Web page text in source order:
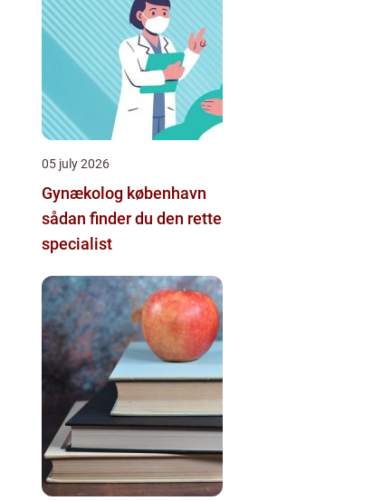
05 july 2026
Gynækolog københavn
sådan finder du den rette
specialist